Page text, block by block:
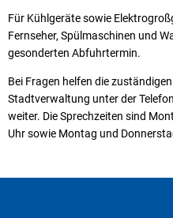
Für Kühlgeräte sowie
Fernseher, Spülmaschinen und
gesonderten Abfuhrtermin.
Bei Fragen helfen die
Stadtverwaltung unter der
weiter. Die Sprechzeiten sind
Uhr sowie Montag und